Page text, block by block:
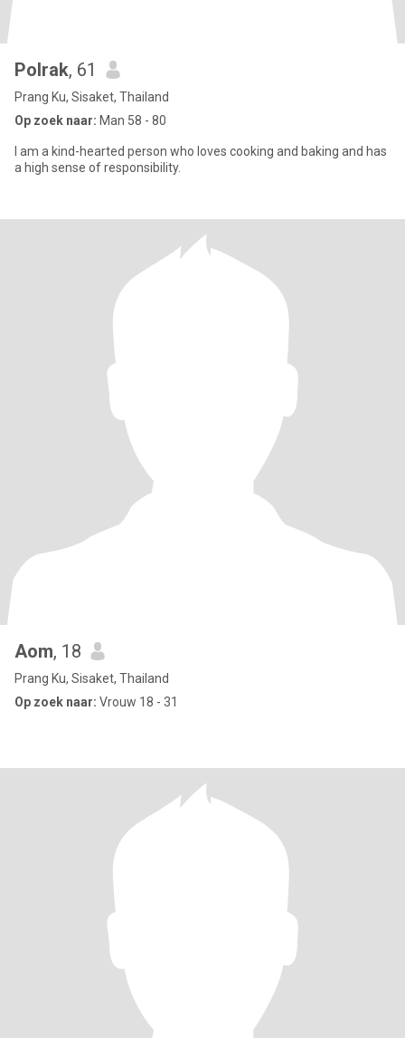
Polrak, 61
Prang Ku, Sisaket, Thailand
Op zoek naar: Man 58 - 80
I am a kind-hearted person who loves cooking and baking and has
a high sense of responsibility.
Aom, 18
Prang Ku, Sisaket, Thailand
Op zoek naar: Vrouw 18 - 31